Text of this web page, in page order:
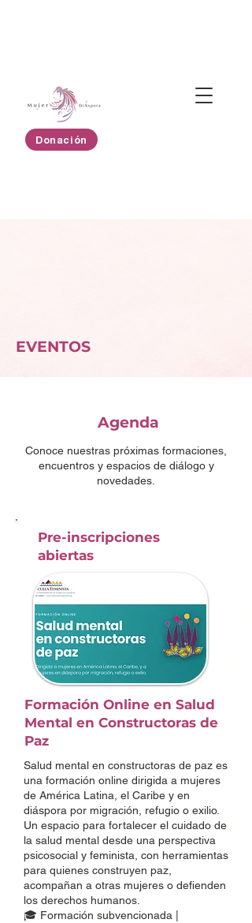
Donación
EVENTOS
Agenda
Conoce nuestras próximas formaciones,
encuentros y espacios de diálogo y
novedades.
Pre-inscripciones
abiertas
Formación Online en Salud
Mental en Constructoras de
Paz
Salud mental en constructoras de paz es
una formación online dirigida a mujeres
de América Latina, el Caribe y en
diáspora por migración, refugio o exilio.
Un espacio para fortalecer el cuidado de
la salud mental desde una perspectiva
psicosocial y feminista, con herramientas
para quienes construyen paz,
acompañan a otras mujeres o defienden
los derechos humanos.
🎓 Formación subvencionada |